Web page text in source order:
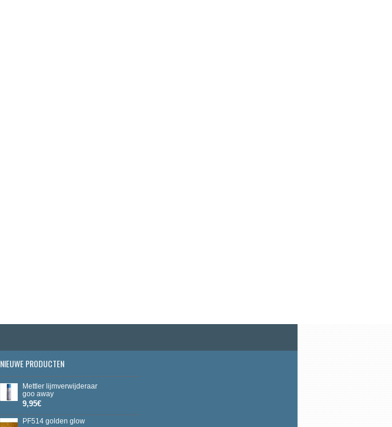
NIEUWE PRODUCTEN
Mettler lijmverwijderaar
goo away
9,95€
PF514 golden glow